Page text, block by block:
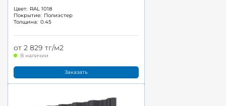
Цвет: RAL 1018
Покрытие: Полиэстер
Толщина: 0.45
от 2 829 тг/м2
В наличии
Заказать